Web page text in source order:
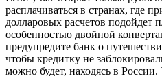
расплачиваться в странах, где
долларовых расчетов подойдет
особенностью двойной
предупредите банк о
чтобы кредитку не
можно будет, находясь в России.